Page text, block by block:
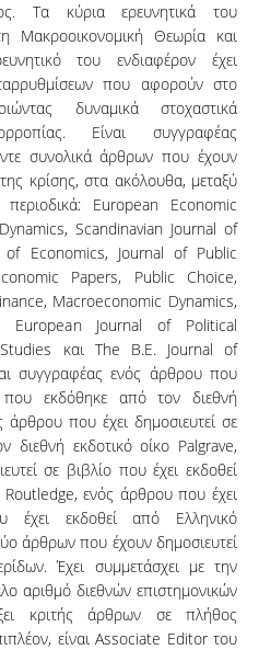
Τα κύρια ερευνητικά του
Μακροοικονομική Θεωρία και
του ενδιαφέρον έχει
που αφορούν στο
δυναμικά στοχαστικά
Είναι συγγραφέας
συνολικά άρθρων που έχουν
κρίσης, στα ακόλουθα, μεταξύ
European Economic
Scandinavian Journal of
of Economics, Journal of Public
Papers, Public Choice,
Macroeconomic Dynamics,
European Journal of Political
και The B.E. Journal of
συγγραφέας ενός άρθρου που
που εκδόθηκε από τον διεθνή
άρθρου που έχει δημοσιευτεί σε
εκδοτικό οίκο Palgrave,
σε βιβλίο που έχει εκδοθεί
Routledge, ενός άρθρου που έχει
έχει εκδοθεί από Ελληνικό
άρθρων που έχουν δημοσιευτεί
Έχει συμμετάσχει με την
αριθμό διεθνών επιστημονικών
κριτής άρθρων σε πλήθος
είναι Associate Editor του